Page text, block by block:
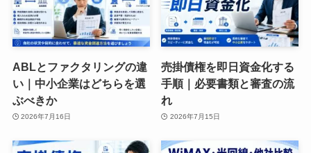
ABLとファクタリングの違
い｜中小企業はどちらを選
ぶべきか
2026年7月16日
売掛債権を即日資金化する
手順｜必要書類と審査の流
れ
2026年7月15日